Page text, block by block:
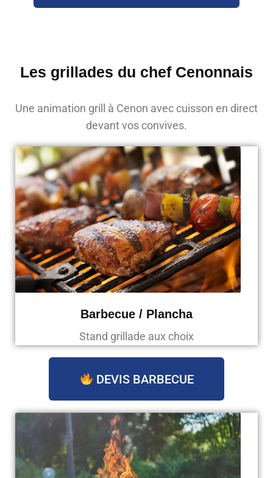
Les grillades du chef Cenonnais
Une animation grill à Cenon avec cuisson en direct
devant vos convives.
Barbecue / Plancha
Stand grillade aux choix
DEVIS BARBECUE